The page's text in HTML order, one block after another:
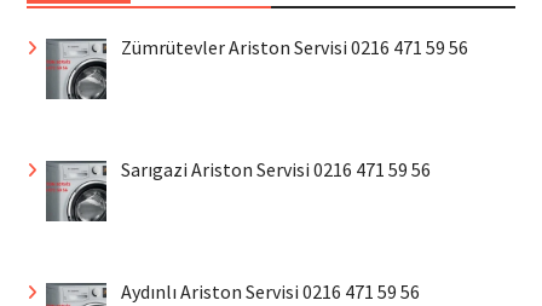
Zümrütevler Ariston Servisi 0216 471 59 56
Sarıgazi Ariston Servisi 0216 471 59 56
Aydınlı Ariston Servisi 0216 471 59 56